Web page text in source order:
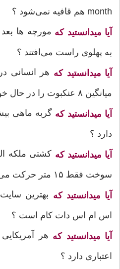
month هم قافیه نمی‌شود ؟
آیا میدانستید که مورچه ها
به پهلوی راست می‌افتند ؟
آیا میدانستید که هر انسانی
میانگین ۸ عنکبوت را در حال خواب می‌خورد ؟
آیا میدانستید که
دارد ؟
آیا میدانستید که کشتی ملکه
سوخت فقط ۱۵ متر حرکت می‌کند ؟
آیا میدانستید که بهترین
اس ام اس دات کام است ؟
آیا میدانستید که
اعتباری دارد ؟